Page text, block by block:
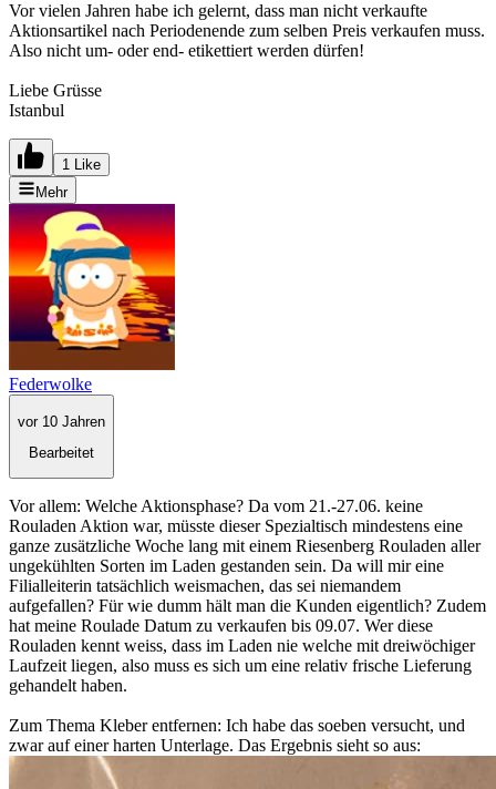
Vor vielen Jahren habe ich gelernt, dass man nicht verkaufte
Aktionsartikel nach Periodenende zum selben Preis verkaufen muss.
Also nicht um- oder end- etikettiert werden dürfen!
Liebe Grüsse
Istanbul
1 Like
Mehr
Federwolke
vor 10 Jahren
Bearbeitet
Vor allem: Welche Aktionsphase? Da vom 21.-27.06. keine
Rouladen Aktion war, müsste dieser Spezialtisch mindestens eine
ganze zusätzliche Woche lang mit einem Riesenberg Rouladen aller
ungekühlten Sorten im Laden gestanden sein. Da will mir eine
Filialleiterin tatsächlich weismachen, das sei niemandem
aufgefallen? Für wie dumm hält man die Kunden eigentlich? Zudem
hat meine Roulade Datum zu verkaufen bis 09.07. Wer diese
Rouladen kennt weiss, dass im Laden nie welche mit dreiwöchiger
Laufzeit liegen, also muss es sich um eine relativ frische Lieferung
gehandelt haben.
Zum Thema Kleber entfernen: Ich habe das soeben versucht, und
zwar auf einer harten Unterlage. Das Ergebnis sieht so aus: